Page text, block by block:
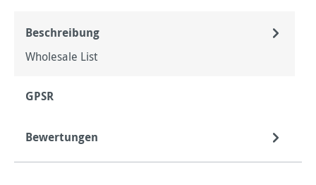
Beschreibung
Wholesale List
GPSR
Bewertungen